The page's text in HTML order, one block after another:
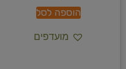
הוספה לסל
מועדפים